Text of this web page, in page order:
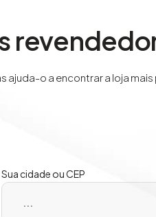
ajuda-o a encontrar a loja
Sua cidade ou CEP